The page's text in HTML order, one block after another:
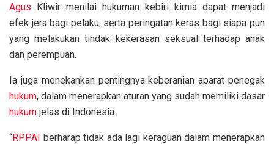
Agus Kliwir menilai hukuman kebiri kimia dapat menjadi
efek jera bagi pelaku, serta peringatan keras bagi siapa pun
yang melakukan tindak kekerasan seksual terhadap anak
dan perempuan.
Ia juga menekankan pentingnya keberanian aparat penegak
hukum, dalam menerapkan aturan yang sudah memiliki dasar
hukum jelas di Indonesia.
“RPPAI berharap tidak ada lagi keraguan dalam menerapkan